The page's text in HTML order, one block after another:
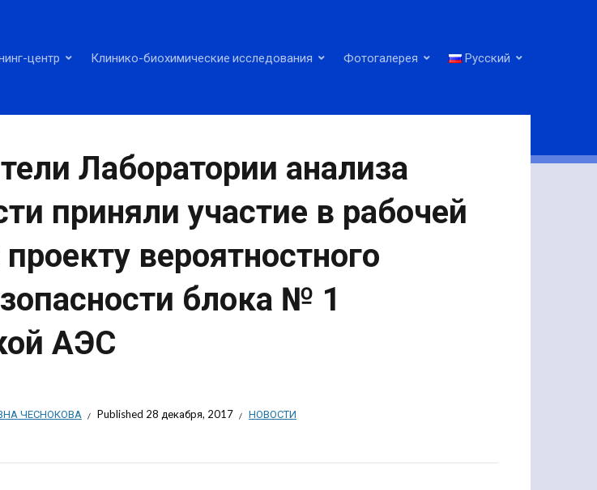
центр Клинико-биохимические исследования Фотогалерея Русский
Лаборатории анализа
приняли участие в рабочей
вероятностного
блока № 1
АЭС
ЧЕСНОКОВА Published 28 декабря, 2017 НОВОСТИ